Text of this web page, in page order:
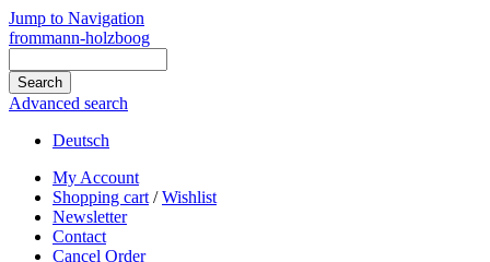
Jump to Navigation
frommann-holzboog
Advanced search
Deutsch
My Account
Shopping cart /Wishlist
Newsletter
Contact
Cancel Order